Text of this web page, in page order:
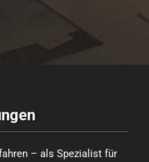
– als Spezialist für